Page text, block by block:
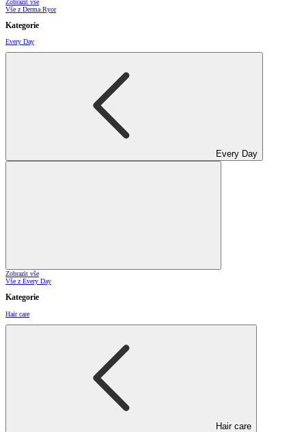
Zobrazit vše
Vše z Derma Ryor
Kategorie
Every Day
Every Day
Zobrazit vše
Vše z Every Day
Kategorie
Hair care
Hair care